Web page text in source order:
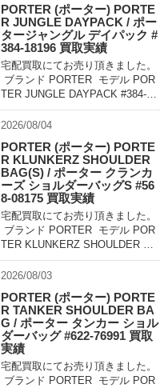
PORTER (ポーター) PORTE
R JUNGLE DAYPACK / ポー
タージャングル デイパック #
384-18196 買取実績
宅配買取にてお売り頂きました。
ブランド PORTER モデル POR
TER JUNGLE DAYPACK #384-18
196 買取相場 お問い合わせくだ
さい。 状態 美中古品 軽量でコン
2026/08/04
PORTER (ポーター) PORTE
R KLUNKERZ SHOULDER
BAG(S) / ポーター クランカ
ーズ ショルダーバッグS #56
8-08175 買取実績
宅配買取にてお売り頂きました。
ブランド PORTER モデル POR
TER KLUNKERZ SHOULDER BA
G(S) #568-08175 買取相場 お問
い合わせください。 状態 美中古
2026/08/03
PORTER (ポーター) PORTE
R TANKER SHOULDER BA
G / ポーター タンカー ショル
ダーバッグ #622-76991 買取
実績
宅配買取にてお売り頂きました。
ブランド PORTER モデル POR